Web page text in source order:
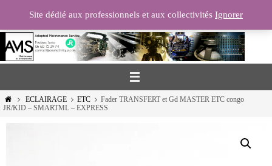
le
contenu
HomeECLAIRAGE ETC
Fader TRANSFERT et Gd MASTER ETC congo
JR/KID – SMARTML – EXPRESS
Site dédié aux professionnels et aux collectivités Ignorer